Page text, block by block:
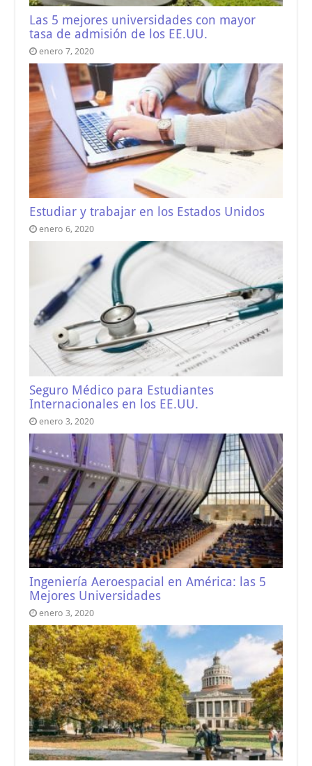
Las 5 mejores universidades con mayor
tasa de admisión de los EE.UU.
enero 7, 2020
Estudiar y trabajar en los Estados Unidos
enero 6, 2020
Seguro Médico para Estudiantes
Internacionales en los EE.UU.
enero 3, 2020
Ingeniería Aeroespacial en América: las 5
Mejores Universidades
enero 3, 2020